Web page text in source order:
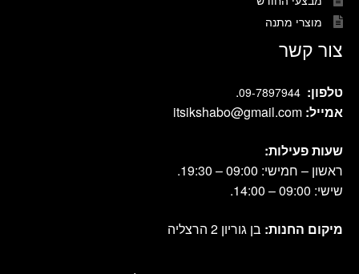
מוצרי מתנה
צור קשר
טלפון: 09-7897944
.
אמייל: itsikshabo@gmail.com
שעות פעילות:
ראשון – חמישי: 09:00 – 19:30.
שישי: 09:00 – 14:00.
מיקום החנות: בן גוריון 2 הרצליה